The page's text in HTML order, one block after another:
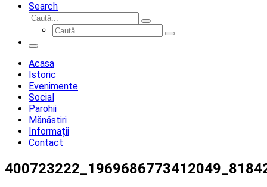
Search
Căutare
Caută...
Căutare
Caută...
Meniu
Acasa
Istoric
Evenimente
Social
Parohii
Mănăstiri
Informații
Contact